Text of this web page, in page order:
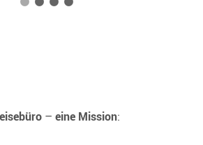
1 2 3 4
– eine Mission: